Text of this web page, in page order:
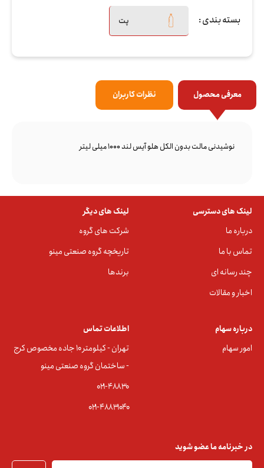
بسته بندی : پت
معرفی محصول نظرات کاربران
نوشیدنی مالت بدون الکل هلو آیس لند 1000 میلی لیتر
لینک های دسترسی
درباره ما
تماس با ما
چند رسانه ای
اخبار و مقالات
لینک های دیگر
شرکت های گروه
تاریخچه گروه صنعتی مینو
برندها
درباره سهام
امور سهام
اطلاعات تماس
تهران - کیلومتر ۱۰ جاده مخصوص کرج
- ساختمان گروه صنعتی مینو
۰۲۱-۴۸۸۳0
۰۲۱-۴۸۸۳۱۰۴۰
در خبرنامه ما عضو شوید